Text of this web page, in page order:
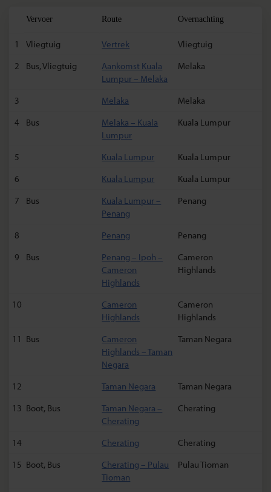
Vervoer Route Overnachting
1 Vliegtuig Vertrek
Vliegtuig
2
Bus, Vliegtuig
Aankomst Kuala
Lumpur – Melaka
Melaka
3 Melaka
Melaka
4
Bus
Melaka – Kuala
Lumpur
Kuala Lumpur
5 Kuala Lumpur
Kuala Lumpur
6
Kuala Lumpur
Kuala Lumpur
7
Bus
Kuala Lumpur –
Penang
Penang
8 Penang
Penang
9
Bus
Penang – Ipoh –
Cameron
Highlands
Cameron
Highlands
10
Cameron
Highlands
Cameron
Highlands
11 Bus
Cameron
Highlands – Taman
Negara
Taman Negara
12 Taman Negara
Taman Negara
13 Boot, Bus
Taman Negara –
Cherating
Cherating
14 Cherating
Cherating
15 Boot, Bus
Cherating – Pulau
Tioman
Pulau Tioman